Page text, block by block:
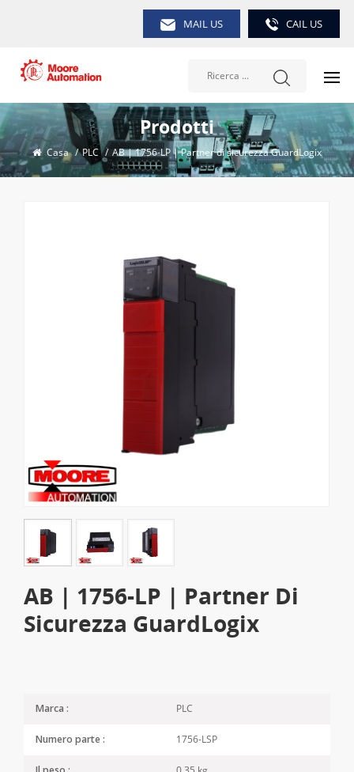
MAIL US CAIL US
Prodotti
Casa / PLC / AB | 1756-LP | Partner di sicurezza GuardLogix
AB | 1756-LP | Partner Di
Sicurezza GuardLogix
Marca : PLC
Numero parte : 1756-LSP